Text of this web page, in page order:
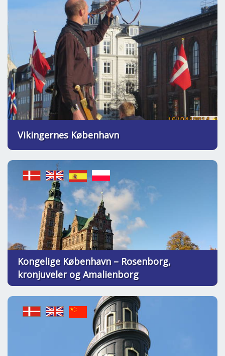
Vikingernes København
Kongelige København – Rosenborg,
kronjuveler og Amalienborg